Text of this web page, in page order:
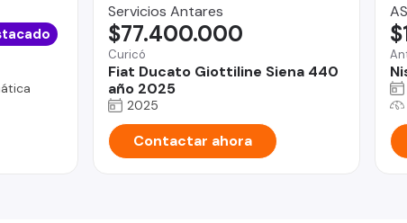
Servicios Antares
Curicó
Fiat Ducato Giottiline Siena 440
año 2025
$77.400.000
2025
Contactar ahora